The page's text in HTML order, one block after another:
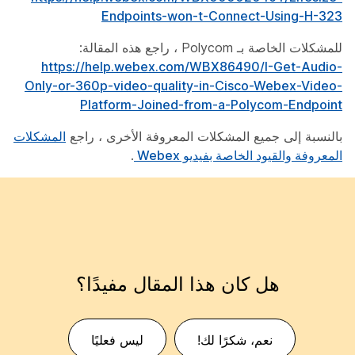
Endpoints-won-t-Connect-Using-H-323
للمشكلات الخاصة بـ Polycom ، راجع هذه المقالة:
https://help.webex.com/WBX86490/I-Get-Audio-
Only-or-360p-video-quality-in-Cisco-Webex-Video-
Platform-Joined-from-a-Polycom-Endpoint
بالنسبة إلى جميع المشكلات المعروفة الأخرى ، راجع المشكلات
المعروفة والقيود الخاصة بفيديو Webex
.
هل كان هذا المقال مفيدًا؟
نعم، شكرًا لك! ليس فعليًا